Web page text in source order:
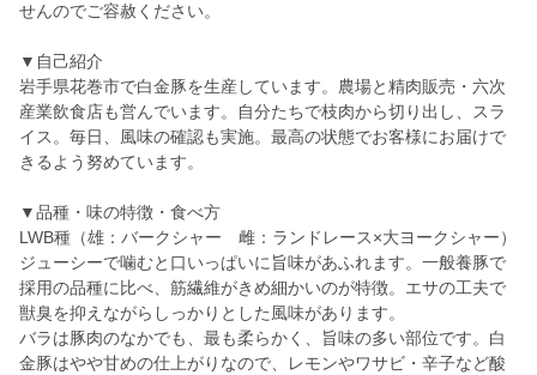
せんのでご容赦ください。
▼自己紹介
岩手県花巻市で白金豚を生産しています。農場と精肉販売・六次
産業飲食店も営んでいます。自分たちで枝肉から切り出し、スラ
イス。毎日、風味の確認も実施。最高の状態でお客様にお届けで
きるよう努めています。
▼品種・味の特徴・食べ方
LWB種（雄：バークシャー 雌：ランドレース×大ヨークシャー）
ジューシーで噛むと口いっぱいに旨味があふれます。一般養豚で
採用の品種に比べ、筋繊維がきめ細かいのが特徴。エサの工夫で
獣臭を抑えながらしっかりとした風味があります。
バラは豚肉のなかでも、最も柔らかく、旨味の多い部位です。白
金豚はやや甘めの仕上がりなので、レモンやワサビ・辛子など酸